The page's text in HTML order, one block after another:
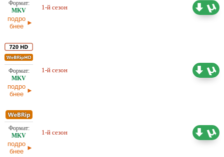
подро
бнее
1-й сезон
подро
бнее
1-й сезон
подро
бнее
1-й сезон